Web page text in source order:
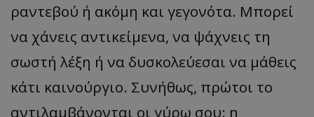
ραντεβού ή ακόμη και γεγονότα. Μπορεί
να χάνεις αντικείμενα, να ψάχνεις τη
σωστή λέξη ή να δυσκολεύεσαι να μάθεις
κάτι καινούργιο. Συνήθως, πρώτοι το
αντιλαμβάνονται οι γύρω σου: η